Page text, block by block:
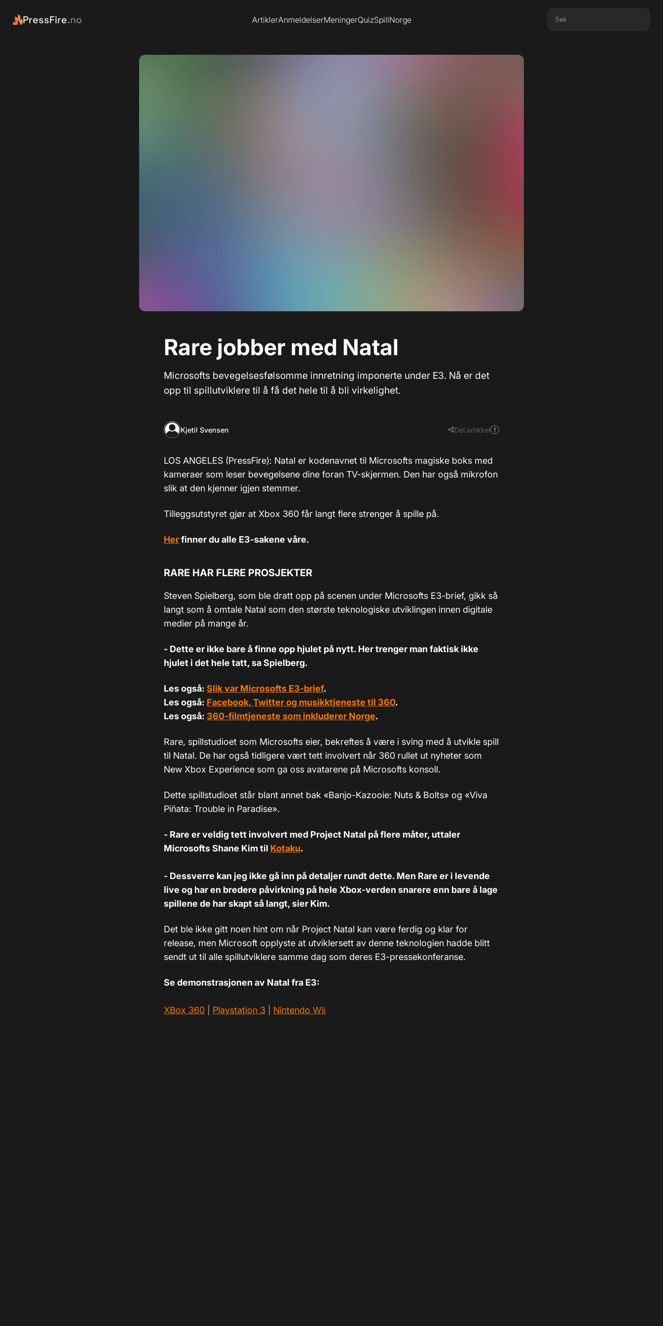
PressFire.no ArtiklerAnmeldelserMeningerQuizSpillNorge
Rare jobber med Natal
Microsofts bevegelsesfølsomme innretning imponerte under E3. Nå er det
opp til spillutviklere til å få det hele til å bli virkelighet.
Kjetil Svensen Del artikkel
LOS ANGELES (PressFire): Natal er kodenavnet til Microsofts magiske boks med
kameraer som leser bevegelsene dine foran TV-skjermen. Den har også mikrofon
slik at den kjenner igjen stemmer.
Tilleggsutstyret gjør at Xbox 360 får langt flere strenger å spille på.
Herfinner du alle E3-sakene våre.
RARE HAR FLERE PROSJEKTER
Steven Spielberg, som ble dratt opp på scenen under Microsofts E3-brief, gikk så
langt som å omtale Natal som den største teknologiske utviklingen innen digitale
medier på mange år.
- Dette er ikke bare å finne opp hjulet på nytt. Her trenger man faktisk ikke
hjulet i det hele tatt, sa Spielberg.
Les også: Slik var Microsofts E3-brief.
Les også: Facebook, Twitter og musikktjeneste til 360.
Les også: 360-filmtjeneste som inkluderer Norge.
Rare, spillstudioet som Microsofts eier, bekreftes å være i sving med å utvikle spill
til Natal. De har også tidligere vært tett involvert når 360 rullet ut nyheter som
New Xbox Experience som ga oss avatarene på Microsofts konsoll.
Dette spillstudioet står blant annet bak «Banjo-Kazooie: Nuts & Bolts» og «Viva
Piñata: Trouble in Paradise».
- Rare er veldig tett involvert med Project Natal på flere måter, uttaler
Microsofts Shane Kim til Kotaku.
- Dessverre kan jeg ikke gå inn på detaljer rundt dette. Men Rare er i levende
live og har en bredere påvirkning på hele Xbox-verden snarere enn bare å lage
spillene de har skapt så langt, sier Kim.
Det ble ikke gitt noen hint om når Project Natal kan være ferdig og klar for
release, men Microsoft opplyste at utviklersett av denne teknologien hadde blitt
sendt ut til alle spillutviklere samme dag som deres E3-pressekonferanse.
Se demonstrasjonen av Natal fra E3:
XBox 360 Playstation 3 Nintendo Wii